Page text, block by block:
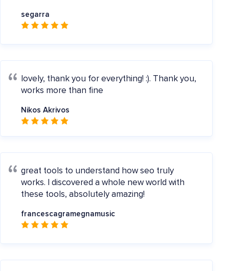
segarra
lovely, thank you for everything! :). Thank you,
works more than fine
Nikos Akrivos
great tools to understand how seo truly
works.
I discovered a whole new world with
these tools, absolutely amazing!
francescagramegnamusic